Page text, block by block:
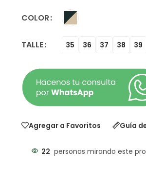
COLOR
TALLE 35 36 37 38 39
Agregar a Favoritos Guía
22 personas mirando este